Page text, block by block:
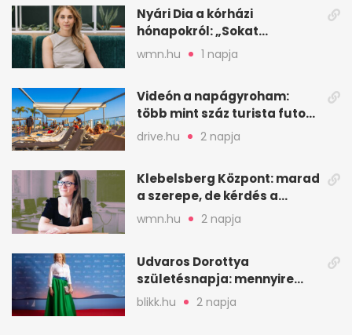
Nyári Dia a kórházi
hónapokról: „Sokat
veszekedtem Istennel”
wmn.hu 1 napja
Videón a napágyroham:
több mint száz turista futott
a helyekért Tenerifén
drive.hu 2 napja
Klebelsberg Központ: marad
a szerepe, de kérdés a
hitelessége
wmn.hu 2 napja
Udvaros Dorottya
születésnapja: mennyire
ismered a filmszerepeit?
blikk.hu 2 napja